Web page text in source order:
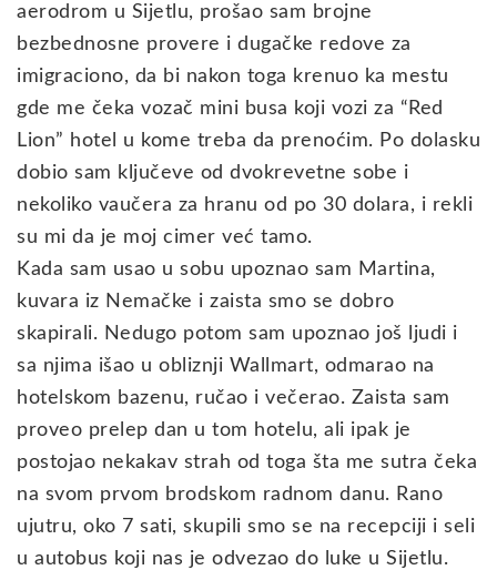
aerodrom u Sijetlu, prošao sam brojne
bezbednosne provere i dugačke redove za
imigraciono, da bi nakon toga krenuo ka mestu
gde me čeka vozač mini busa koji vozi za “Red
Lion” hotel u kome treba da prenoćim. Po dolasku
dobio sam ključeve od dvokrevetne sobe i
nekoliko vaučera za hranu od po 30 dolara, i rekli
su mi da je moj cimer već tamo.
Kada sam usao u sobu upoznao sam Martina,
kuvara iz Nemačke i zaista smo se dobro
skapirali. Nedugo potom sam upoznao još ljudi i
sa njima išao u obliznji Wallmart, odmarao na
hotelskom bazenu, ručao i večerao. Zaista sam
proveo prelep dan u tom hotelu, ali ipak je
postojao nekakav strah od toga šta me sutra čeka
na svom prvom brodskom radnom danu. Rano
ujutru, oko 7 sati, skupili smo se na recepciji i seli
u autobus koji nas je odvezao do luke u Sijetlu.